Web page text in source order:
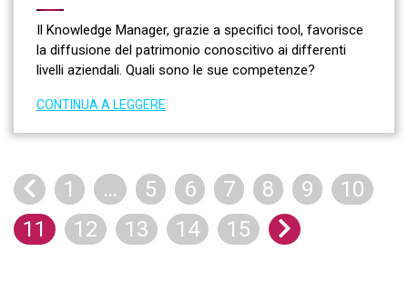
Il Knowledge Manager, grazie a specifici tool, favorisce
la diffusione del patrimonio conoscitivo ai differenti
livelli aziendali. Quali sono le sue competenze?
CONTINUA A LEGGERE
Previous
1 … 5 6 7 8 9
10
11
12 13 14 15 Next